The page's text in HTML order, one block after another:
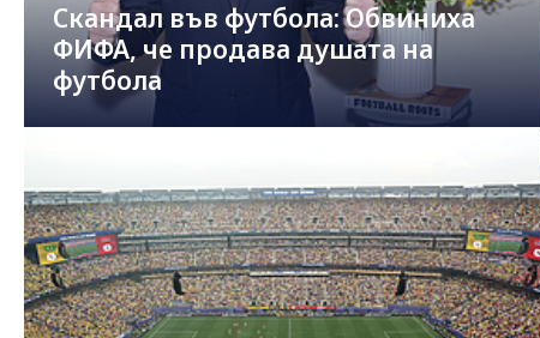
Скандал във футбола: Обвиниха
ФИФА, че продава душата на
футбола